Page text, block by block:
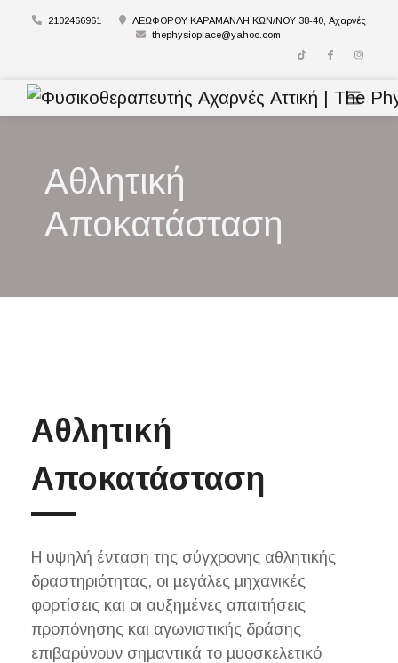
2102466961
ΛΕΩΦΟΡΟΥ ΚΑΡΑΜΑΝΛΗ ΚΩΝ/ΝΟΥ 38-40, Αχαρνές
thephysioplace@yahoo.com
Αθλητική
Αποκατάσταση
Αθλητική
Αποκατάσταση
Η υψηλή ένταση της σύγχρονης αθλητικής
δραστηριότητας, οι µεγάλες µηχανικές
φορτίσεις και οι αυξηµένες απαιτήσεις
προπόνησης και αγωνιστικής δράσης
επιβαρύνουν σηµαντικά το µυοσκελετικό